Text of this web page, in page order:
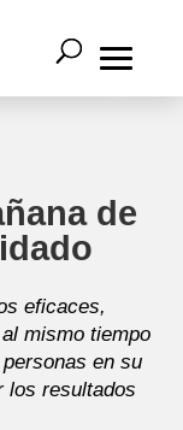
de
eficaces,
mismo tiempo
en su
los resultados